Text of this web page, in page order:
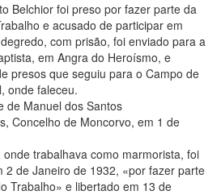
Belchior foi preso por fazer parte da
e acusado de participar em
com prisão, foi enviado para a
em Angra do Heroísmo, e
presos que seguiu para o Campo de
onde faleceu.
de Manuel dos Santos
Concelho de Moncorvo, em 1 de
trabalhava como marmorista, foi
2 de Janeiro de 1932, «por fazer parte
Trabalho» e libertado em 13 de